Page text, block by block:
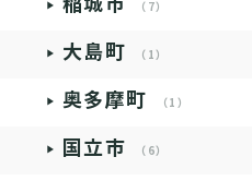
（7）
大島町 （1）
奥多摩町 （1）
国立市 （6）